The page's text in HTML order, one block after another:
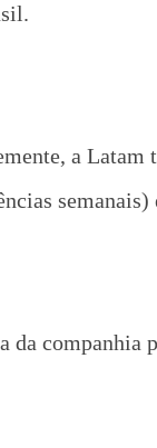
a Latam
da companhia